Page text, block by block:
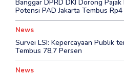
Banggar DPRD DKI Dorong
Potensi PAD Jakarta Tembus
News
Survei LSI: Kepercayaan Publik
Tembus 78,7 Persen
News